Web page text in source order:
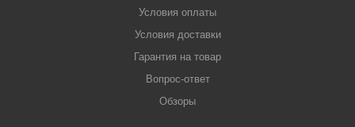
Условия оплаты
Условия доставки
Гарантия на товар
Вопрос-ответ
Обзоры